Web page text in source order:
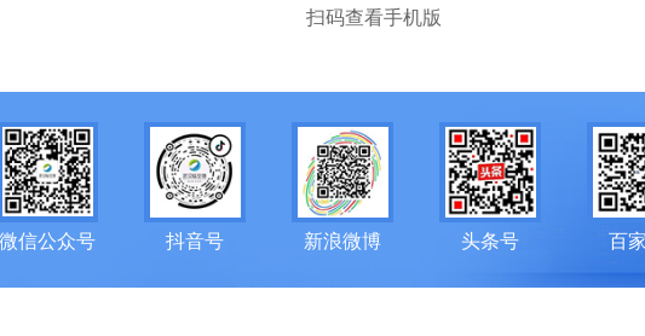
扫码查看手机版
微信公众号 抖音号 新浪微博 头条号 百